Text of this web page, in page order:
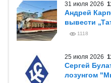
31 июля 2026
Андрей
вывести
1118
25 июля 2026
Сергей
лозунгом